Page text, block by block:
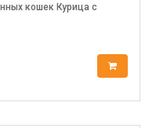
кошек Курица с